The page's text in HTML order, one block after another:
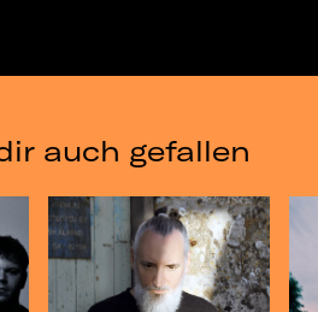
auch gefallen